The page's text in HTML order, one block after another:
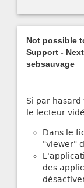
Not possible
Support -
sebsauvage
Si par
le lecteur
Dans le
"viewer"
des